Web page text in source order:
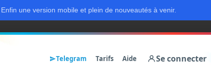
Enfin une version mobile et plein de nouveautés à venir.
Telegram Tarifs Aide Se connecter